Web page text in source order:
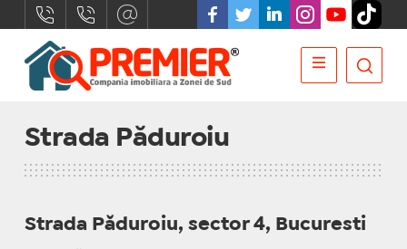
Strada Păduroiu
Strada Păduroiu, sector 4, Bucuresti